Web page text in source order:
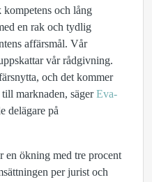
och lång
en rak och tydlig
affärsmål. Vår
vår rådgivning.
och det kommer
marknaden, sägerEva-
delägare på
en ökning med tre procent
per jurist och